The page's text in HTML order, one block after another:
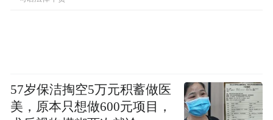
州自古人杰地灵，俊采星驰，素有“才子之
乡、文化之邦”的美誉，悠久历史孕育出的
57岁保洁掏空5万元积蓄做医
美，原本只想做600元项目，